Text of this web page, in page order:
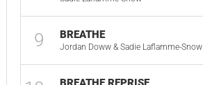
9 BREATHE
Jordan Doww & Sadie Laflamme-Snow